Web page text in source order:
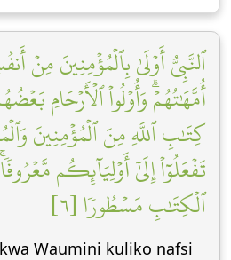
ٱلنَّبِيُّ أَوۡلَىٰ بِٱلۡمُؤۡمِنِينَ مِنۡ
أُمَّهَٰتُهُمۡۗ وَأُوْلُواْ ٱلۡأَرۡحَامِ
كِتَٰبِ ٱللَّهِ مِنَ ٱلۡمُؤۡمِنِينَ
تَفۡعَلُوٓاْ إِلَىٰٓ أَوۡلِيَآئِكُم
ٱلۡكِتَٰبِ مَسۡطُورٗا [٦]
Waumini kuliko nafsi